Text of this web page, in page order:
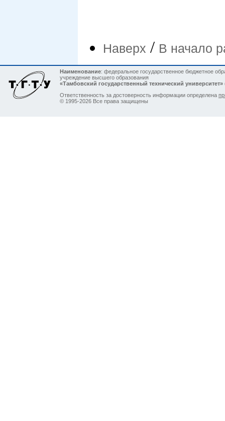
Наверх / В начало
Наименование: федеральное государственное бюджетное
учреждение высшего образования
«Тамбовский государственный технический
Ответственность за достоверность информации определена
© 1995-2026 Все права защищены